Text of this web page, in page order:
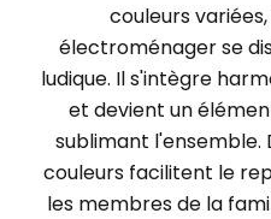
couleurs
électroménager se
ludique. Il s'intègre
et devient un
sublimant l'ensemble.
couleurs facilitent le
les membres de la